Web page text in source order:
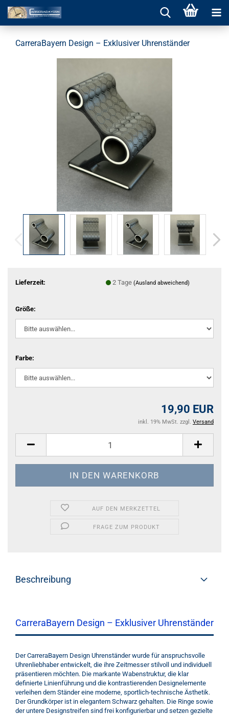
CarreraBayern Design – Exklusiver Uhrenständer
Lieferzeit: 2 Tage (Ausland abweichend)
Größe:
Farbe:
19,90 EUR
inkl. 19% MwSt. zzgl. Versand
AUF DEN MERKZETTEL
FRAGE ZUM PRODUKT
Beschreibung
CarreraBayern Design – Exklusiver Uhrenständer
Der CarreraBayern Design Uhrenständer wurde für anspruchsvolle
Uhrenliebhaber entwickelt, die ihre Zeitmesser stilvoll und individuell
präsentieren möchten. Die markante Wabenstruktur, die klar
definierte Linienführung und die kontrastierenden Designelemente
verleihen dem Ständer eine moderne, sportlich-technische Ästhetik.
Der Grundkörper ist in elegantem Schwarz gehalten. Die Ringe sowie
der untere Designstreifen sind frei konfigurierbar und setzen gezielte